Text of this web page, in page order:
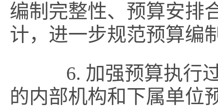
编制完整性、预算安排
计，进一步规范预算编
6. 加强预算执行过
的内部机构和下属单位